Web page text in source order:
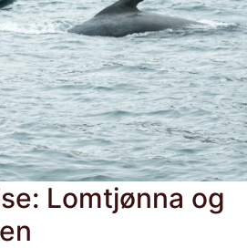
Lomtjønna og